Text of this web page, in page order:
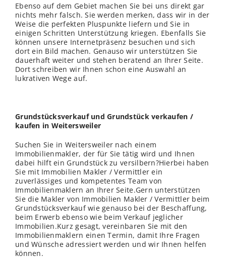
Ebenso auf dem Gebiet machen Sie bei uns direkt gar
nichts mehr falsch. Sie werden merken, dass wir in der
Weise die perfekten Pluspunkte liefern und Sie in
einigen Schritten Unterstützung kriegen. Ebenfalls Sie
können unsere Internetpräsenz besuchen und sich
dort ein Bild machen. Genauso wir unterstützen Sie
dauerhaft weiter und stehen beratend an Ihrer Seite.
Dort schreiben wir Ihnen schon eine Auswahl an
lukrativen Wege auf.
Grundstücksverkauf und Grundstück verkaufen /
kaufen in Weitersweiler
Suchen Sie in Weitersweiler nach einem
Immobilienmakler, der für Sie tätig wird und Ihnen
dabei hilft ein Grundstück zu versilbern?Hierbei haben
Sie mit Immobilien Makler / Vermittler ein
zuverlässiges und kompetentes Team von
Immobilienmaklern an Ihrer Seite.Gern unterstützen
Sie die Makler von Immobilien Makler / Vermittler beim
Grundstücksverkauf wie genauso bei der Beschaffung,
beim Erwerb ebenso wie beim Verkauf jeglicher
Immobilien.Kurz gesagt, vereinbaren Sie mit den
Immobilienmaklern einen Termin, damit Ihre Fragen
und Wünsche adressiert werden und wir Ihnen helfen
können.